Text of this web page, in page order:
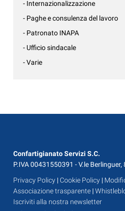
- Internazionalizzazione
- Paghe e consulenza del lavoro
- Patronato INAPA
- Ufficio sindacale
- Varie
Confartigianato Servizi S.C.
P.IVA 00431550391 - V.le
Privacy Policy |Cookie Policy |
Associazione trasparente |
Iscriviti alla nostra newsletter